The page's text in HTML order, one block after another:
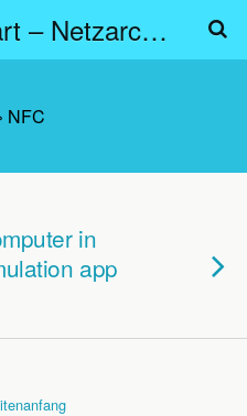
Benjamin Erhart – Netzarchitekt
NFC
in
app